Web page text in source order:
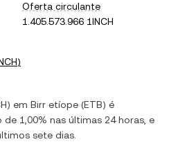
Oferta circulante
1.405.573.966 1INCH
)
) em Birr etíope (ETB) é
de 1,00% nas últimas 24 horas, e
sete dias.